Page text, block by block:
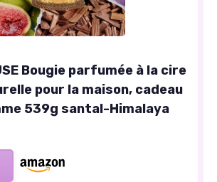
Bougie parfumée à la cire
pour la maison, cadeau
539g santal-Himalaya